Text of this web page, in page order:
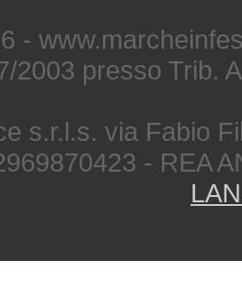
-
2003 presso Trib.
s.r.l.s. via Fabio
- REA